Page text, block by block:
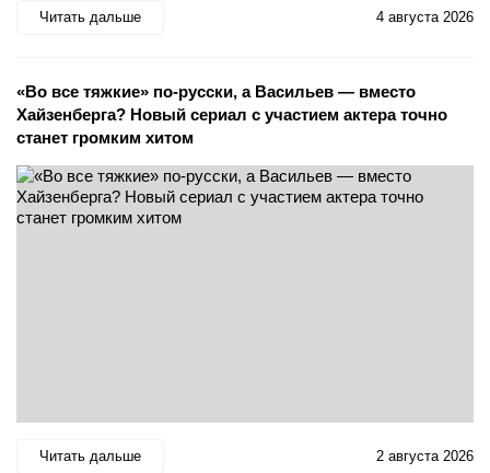
Читать дальше 4 августа 2026
«Во все тяжкие» по-русски, а Васильев — вместо
Хайзенберга? Новый сериал с участием актера точно
станет громким хитом
Читать дальше 2 августа 2026